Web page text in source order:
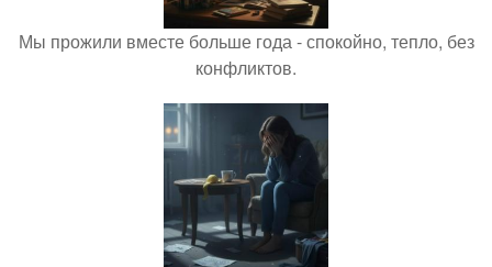
Мы прожили вместе больше года - спокойно, тепло, без
конфликтов.